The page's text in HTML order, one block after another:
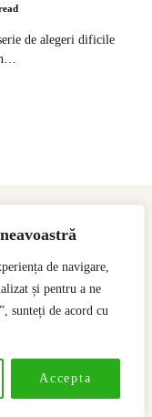
de navigare,
și pentru a ne
sunteți de acord cu
Accepta
de alegeri dificile